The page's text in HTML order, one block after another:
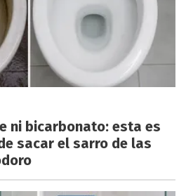
ni bicarbonato: esta es
sacar el sarro de las